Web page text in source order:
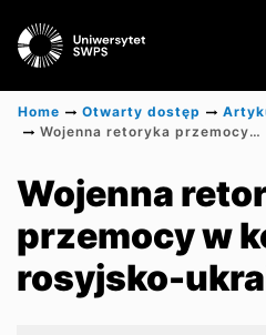
Scientific research results
Home Otwarty dostęp
Wojenna retoryka przemocy w konflikcie rosyjsko-ukraińskim
Wojenna
przemocy w
rosyjsko-